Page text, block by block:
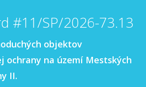
#11/SP/2026-73.13
objektov
ochrany na území Mestských
II.